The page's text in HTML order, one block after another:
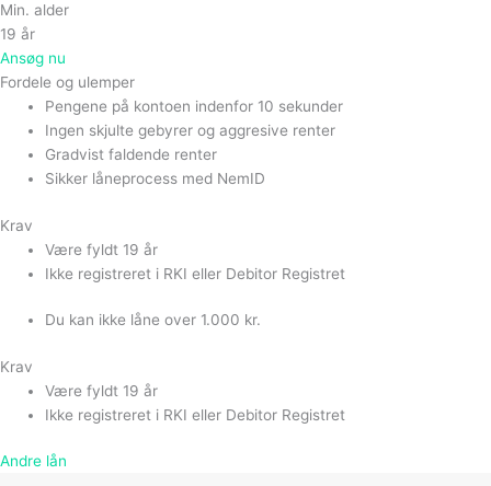
Min. alder
19 år
Ansøg nu
Fordele og ulemper
Pengene på kontoen indenfor 10 sekunder
Ingen skjulte gebyrer og aggresive renter
Gradvist faldende renter
Sikker låneprocess med NemID
Krav
Være fyldt 19 år
Ikke registreret i RKI eller Debitor Registret
Du kan ikke låne over 1.000 kr.
Krav
Være fyldt 19 år
Ikke registreret i RKI eller Debitor Registret
Andre lån